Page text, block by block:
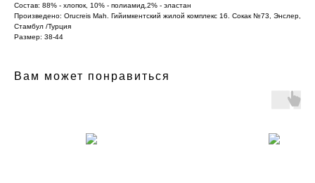
Состав: 88% - хлопок, 10% - полиамид,2% - эластан
Произведено: Orucreis Mah. Гийимкентский жилой комплекс 16. Сокак №73, Энслер,
Стамбул /Турция
Размер: 38-44
Вам может понравиться